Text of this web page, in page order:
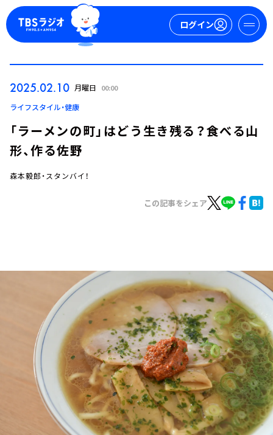
ログイン
ログイン
お知らせ
イベント・グッズ
YouTube
会社情報
2025.02.10 月曜日 00:00
ライフスタイル・健康
「ラーメンの町」はどう生き残る？食べる山
形、作る佐野
森本毅郎・スタンバイ！
この記事をシェア